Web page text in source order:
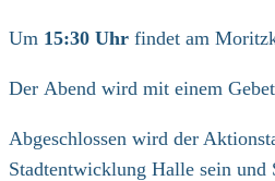
Um 15:30 Uhr findet am
Der Abend wird mit einem
Abgeschlossen wird der
Stadtentwicklung Halle sein